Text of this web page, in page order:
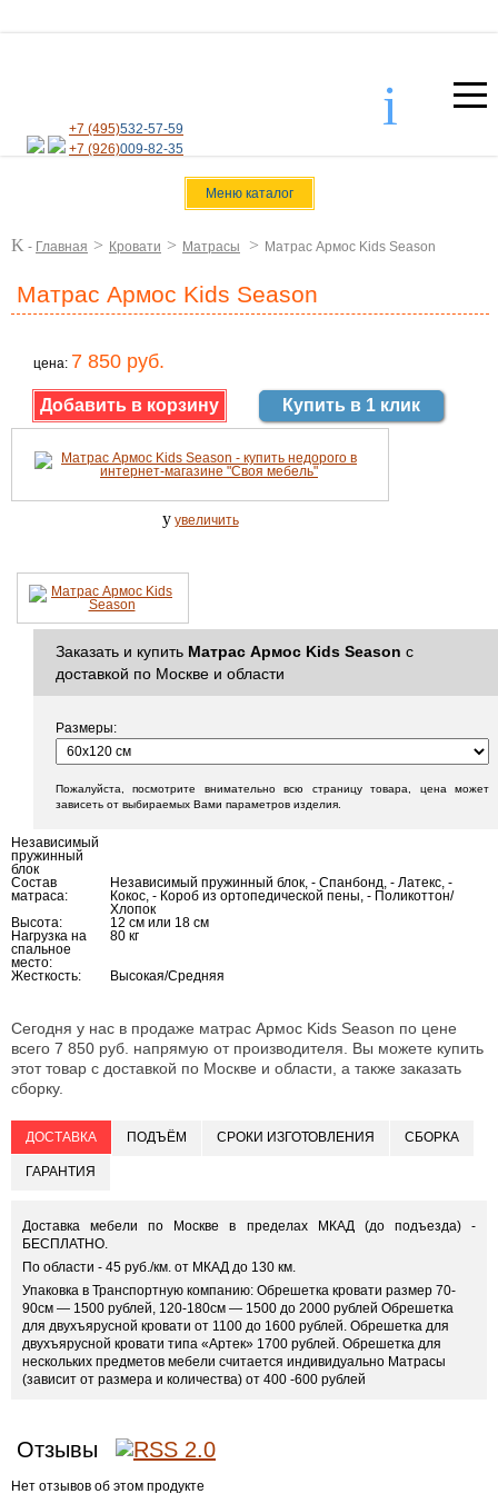
+7 (495)532-57-59
+7 (926)009-82-35
i
Меню каталог
K - Главная > Кровати > Матрасы > Матрас Армос Kids Season
Матрас Армос Kids Season
цена: 7 850 руб.
Купить в 1 клик
y увеличить
Заказать и купить Матрас Армос Kids Season с
доставкой по Москве и области
Размеры:
Пожалуйста, посмотрите внимательно всю страницу товара, цена может
зависеть от выбираемых Вами параметров изделия.
Независимый
пружинный
блок
Состав
матраса:
Независимый пружинный блок, - Спанбонд, - Латекс, -
Кокос, - Короб из ортопедической пены, - Поликоттон/
Хлопок
Высота:
12 см или 18 см
Нагрузка на
спальное
место:
80 кг
Жесткость: Высокая/Средняя
Сегодня у нас в продаже матрас Армос Kids Season по цене
всего 7 850 руб. напрямую от производителя. Вы можете купить
этот товар с доставкой по Москве и области, а также заказать
сборку.
ДОСТАВКА ПОДЪЁМ СРОКИ ИЗГОТОВЛЕНИЯ СБОРКА
ГАРАНТИЯ
Доставка мебели по Москве в пределах МКАД (до подъезда) -
БЕСПЛАТНО.
По области - 45 руб./км. от МКАД до 130 км.
Упаковка в Транспортную компанию: Обрешетка кровати размер 70-
90см — 1500 рублей, 120-180см — 1500 до 2000 рублей Обрешетка
для двухъярусной кровати от 1100 до 1600 рублей. Обрешетка для
двухъярусной кровати типа «Артек» 1700 рублей. Обрешетка для
нескольких предметов мебели считается индивидуально Матрасы
(зависит от размера и количества) от 400 -600 рублей
Отзывы
Нет отзывов об этом продукте